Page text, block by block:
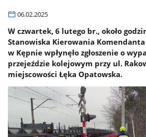
06.02.2025
W czwartek, 6 lutego br., około
Stanowiska Kierowania Komendanta
w Kępnie wpłynęło zgłoszenie o
przejeździe kolejowym przy ul.
miejscowości Łęka Opatowska.